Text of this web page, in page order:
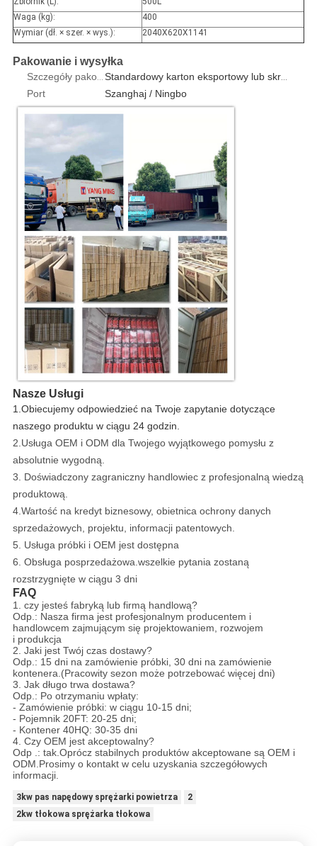
Waga (kg):
400
Wymiar (dł. × szer. × wys.): 2040X620X1141
Pakowanie i wysyłka
Szczegóły pakowania Standardowy karton eksportowy lub skrzynka ze sklejki 1szt / opakowanie
Port Szanghaj / Ningbo
Nasze Usługi
1.Obiecujemy odpowiedzieć na Twoje zapytanie dotyczące
naszego produktu w ciągu 24 godzin.
2.Usługa OEM i ODM dla Twojego wyjątkowego pomysłu z
absolutnie wygodną.
3. Doświadczony zagraniczny handlowiec z profesjonalną wiedzą
produktową.
4.Wartość na kredyt biznesowy, obietnica ochrony danych
sprzedażowych, projektu, informacji patentowych.
5. Usługa próbki i OEM jest dostępna
6. Obsługa posprzedażowa.wszelkie pytania zostaną
rozstrzygnięte w ciągu 3 dni
FAQ
1. czy jesteś fabryką lub firmą handlową?
Odp.: Nasza firma jest profesjonalnym producentem i
handlowcem zajmującym się projektowaniem, rozwojem
i produkcja
2. Jaki jest Twój czas dostawy?
Odp.: 15 dni na zamówienie próbki, 30 dni na zamówienie
kontenera.(Pracowity sezon może potrzebować więcej dni)
3. Jak długo trwa dostawa?
Odp.: Po otrzymaniu wpłaty:
- Zamówienie próbki: w ciągu 10-15 dni;
- Pojemnik 20FT: 20-25 dni;
- Kontener 40HQ: 30-35 dni
4. Czy OEM jest akceptowalny?
Odp .: tak.Oprócz stabilnych produktów akceptowane są OEM i
ODM.Prosimy o kontakt w celu uzyskania szczegółowych
informacji.
3kw pas napędowy sprężarki powietrza
2
2kw tłokowa sprężarka tłokowa